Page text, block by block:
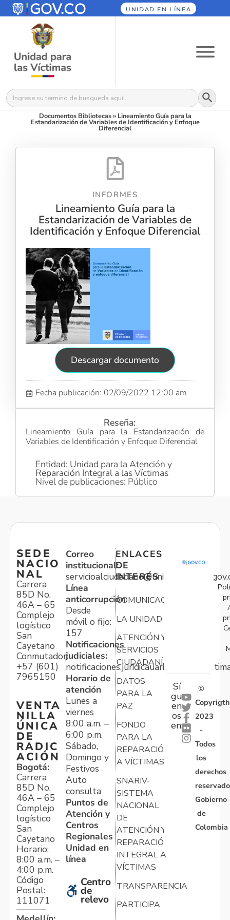
UNIDAD EN LÍNEA
Buscar: Botón
Documentos Bibliotecas» Lineamiento Guía para la
Estandarización de Variables de Identificación y Enfoque
Diferencial
INFORMES
Lineamiento Guía para la
Estandarización de Variables de
Identificación y Enfoque Diferencial
Descargar documento
Fecha publicación: 02/09/2022 12:00 am
Reseña:
Lineamiento Guía para la Estandarización de
Variables de Identificación y Enfoque Diferencial
Entidad: Unidad para la Atención y
Reparación Integral a las Víctimas
Nivel de publicaciones: Público
SEDE
NACIO
NAL
Carrera
85D No.
46A – 65
Complejo
logístico
San
Cayetano
Conmutador:
+57 (601)
7965150
VENTA
NILLA
ÚNICA
DE
RADIC
ACIÓN
Bogotá:
Carrera
85D No.
46A – 65
Complejo
logístico
San
Cayetano
Horario:
8:00 a.m. –
4:00 p.m.
Código
Postal:
111071
Correo
institucional:
Línea
anticorrupción:
Desde
móvil o fijo:
157
Notificaciones
judiciales:
Horario de
atención
Lunes a
viernes
8:00 a.m. –
6:00 p.m.
Sábado,
Domingo y
Festivos
Auto
consulta
Puntos de
Atención y
Centros
Regionales
Unidad en
línea
Centro
de
relevo
ENLACES
DE
INTERÉS
COMUNICACIONES
LA UNIDAD
ATENCIÓN Y
SERVICIOS
CIUDADANÍA
DATOS
PARA LA
PAZ
FONDO
PARA LA
REPARACIÓN
A VÍCTIMAS
SNARIV-
SISTEMA
NACIONAL
DE
ATENCIÓN Y
REPARACIÓN
INTEGRAL A
VÍCTIMAS
TRANSPARENCIA
PARTICIPA
Sí
gu
en
os
en:
©
Copyrigth
2023
-
Todos
los
derechos
Gobierno
de
Colombia